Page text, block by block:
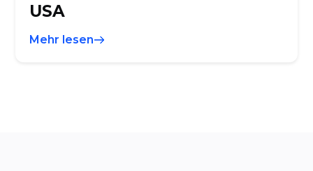
USA
Mehr lesen